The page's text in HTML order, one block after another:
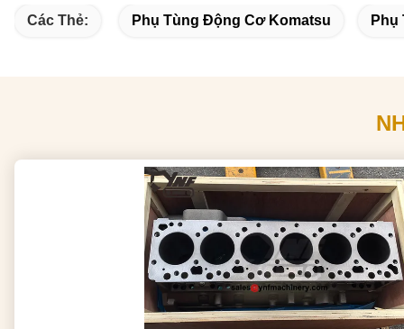
Các Thẻ: Phụ Tùng Động Cơ Komatsu Phụ